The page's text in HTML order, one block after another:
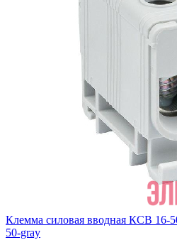
Клемма силовая вводная КСВ 16-
50-gray